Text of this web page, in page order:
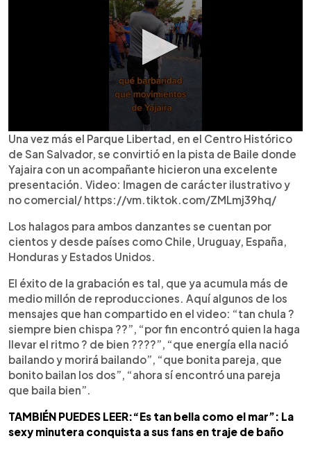
Una vez más el Parque Libertad, en el Centro Histórico
de San Salvador, se convirtió en la pista de Baile donde
Yajaira con un acompañante hicieron una excelente
presentación. Video: Imagen de carácter ilustrativo y
no comercial/ https://vm.tiktok.com/ZMLmj39hq/
Los halagos para ambos danzantes se cuentan por
cientos y desde países como Chile, Uruguay, España,
Honduras y Estados Unidos.
El éxito de la grabación es tal, que ya acumula más de
medio millón de reproducciones. Aquí algunos de los
mensajes que han compartido en el video: “tan chula ?
siempre bien chispa ??”, “por fin encontró quien la haga
llevar el ritmo ? de bien ????”, “que energía ella nació
bailando y morirá bailando”, “que bonita pareja, que
bonito bailan los dos”, “ahora sí encontró una pareja
que baila bien”.
TAMBIÉN PUEDES LEER:“Es tan bella como el mar”: La
sexy minutera conquista a sus fans en traje de baño